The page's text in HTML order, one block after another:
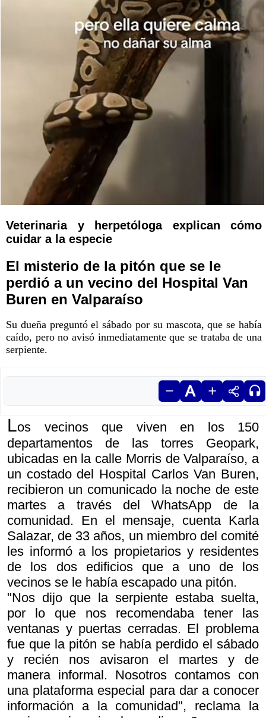
Veterinaria y herpetóloga explican cómo
cuidar a la especie
El misterio de la pitón que se le
perdió a un vecino del Hospital Van
Buren en Valparaíso
Su dueña preguntó el sábado por su mascota, que se había
caído, pero no avisó inmediatamente que se trataba de una
serpiente.
Los vecinos que viven en los 150
departamentos de las torres Geopark,
ubicadas en la calle Morris de Valparaíso, a
un costado del Hospital Carlos Van Buren,
recibieron un comunicado la noche de este
martes a través del WhatsApp de la
comunidad. En el mensaje, cuenta Karla
Salazar, de 33 años, un miembro del comité
les informó a los propietarios y residentes
de los dos edificios que a uno de los
vecinos se le había escapado una pitón.
"Nos dijo que la serpiente estaba suelta,
por lo que nos recomendaba tener las
ventanas y puertas cerradas. El problema
fue que la pitón se había perdido el sábado
y recién nos avisaron el martes y de
manera informal. Nosotros contamos con
una plataforma especial para dar a conocer
información a la comunidad", reclama la